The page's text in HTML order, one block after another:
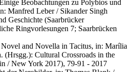
Beobachtungen zu Polybios und
Manfred Leber / Sikander Singh
Geschichte (Saarbrücker
Ringvorlesungen 7; Saarbrücken
and Novella in Tacitus, in: Marília
(Hrsgg.): Cultural Crossroads in the
/ New York 2017), 79-91 - 2017